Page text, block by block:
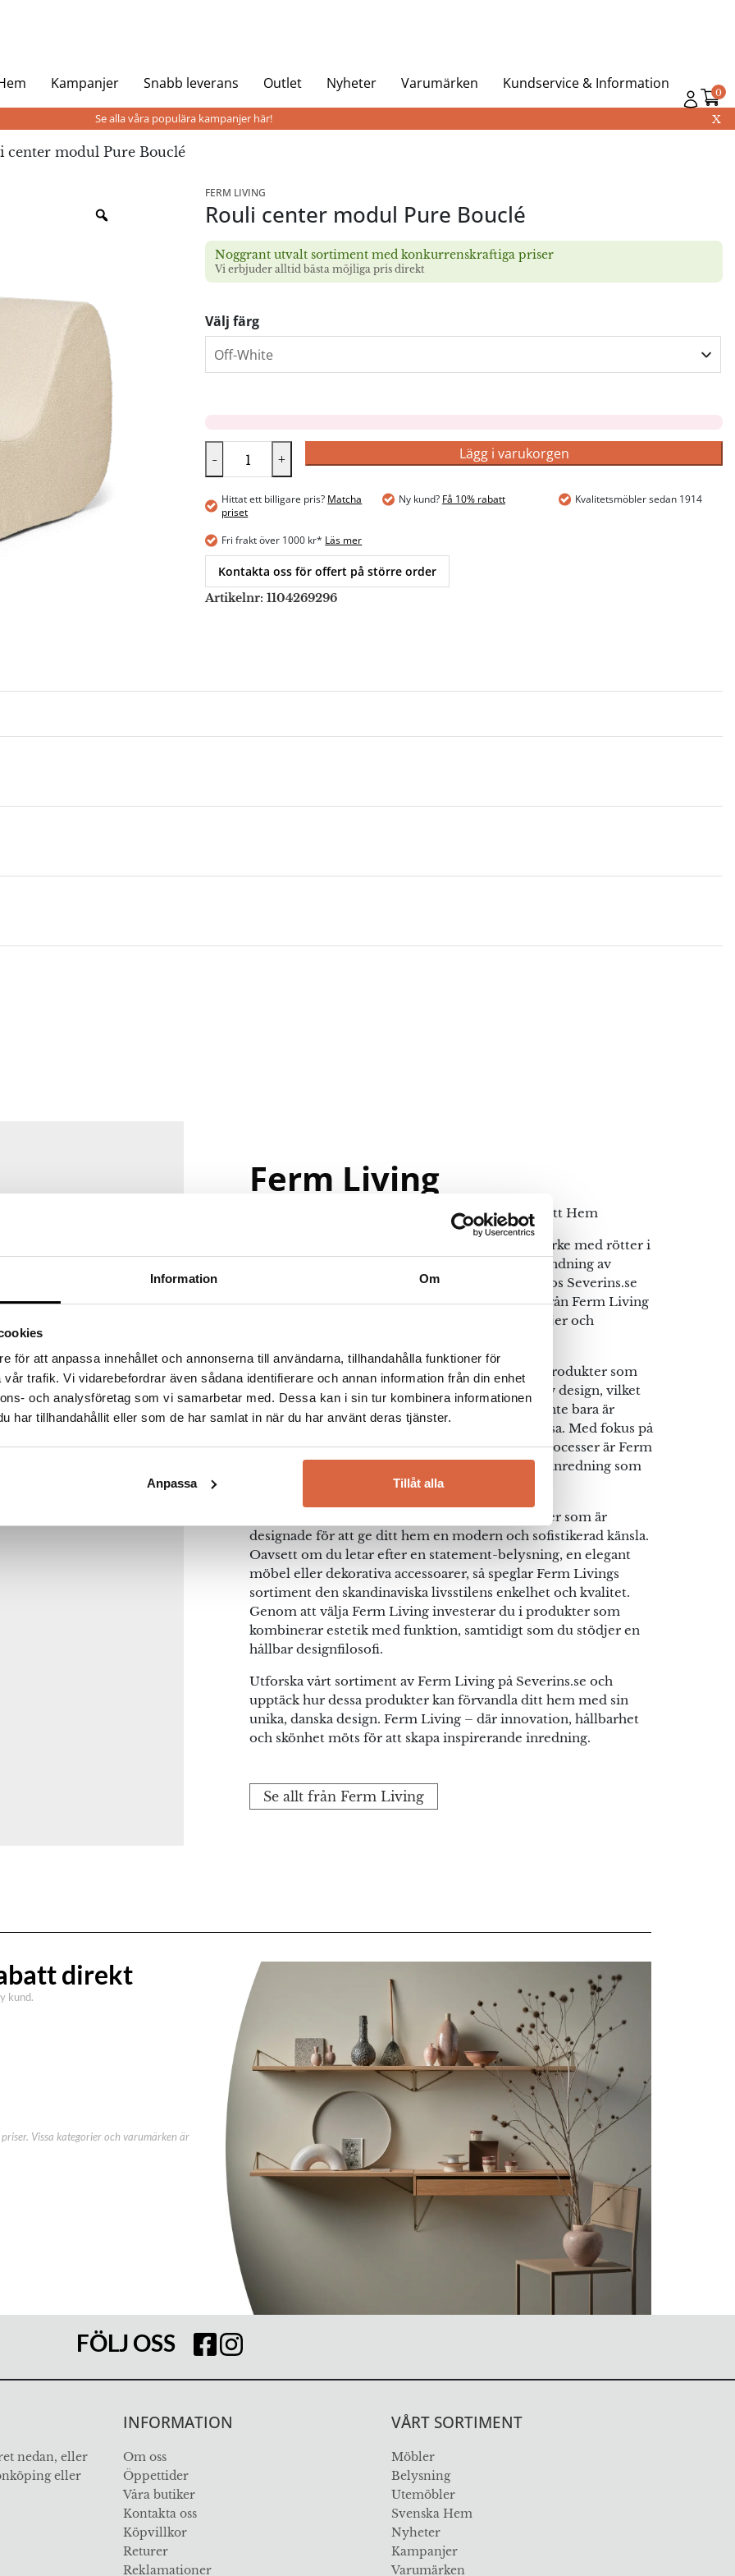
Information Om
för att anpassa innehållet och annonserna till användarna, tillhandahålla funktioner för
trafik. Vi vidarebefordrar även sådana identifierare och annan information från din enhet
och analysföretag som vi samarbetar med. Dessa kan i sin tur kombinera informationen
har tillhandahållit eller som de har samlat in när du har använt deras tjänster.
Anpassa Tillåt alla
0
Kampanjer Snabb leverans Outlet Nyheter Varumärken Kundservice & Information
Se alla våra populära kampanjer här! X
center modul Pure Bouclé
FERM LIVING
Rouli center modul Pure Bouclé
Noggrant utvalt sortiment med konkurrenskraftiga priser
Vi erbjuder alltid bästa möjliga pris direkt
Välj färg
- + Lägg i varukorgen
Hittat ett billigare pris? Matcha
priset
Ny kund? Få 10% rabatt Kvalitetsmöbler sedan 1914
Fri frakt över 1000 kr* Läs mer
Kontakta oss för offert på större order
Artikelnr:1104269296
serien sig utan ansträngning till olika miljöer i eller utanför ditt hem. Upplev den sömlösa blandningen av
soffserie. Varje Rouli-modul levereras vakuumförpackad för att minska fraktvolymen.
webbläsare till nästa gång jag skriver en kommentar.
Ferm Living
Ferm Living – Dansk Skandinavisk Design för Ditt Hem
Ferm Living är ett internationellt erkänt varumärke med rötter i
dansk skandinavisk design, känt för sin unika blandning av
modern estetik, funktionalitet och hållbarhet. Hos Severins.se
hittar du ett brett utbud av eleganta produkter från Ferm Living
– från möbler och belysning till inredningsdetaljer och
Varumärket Ferm Living strävar efter att skapa produkter som
kombinerar traditionellt hantverk med innovativ design, vilket
resulterar i möbler och inredningsartiklar som inte bara är
visuellt tilltalande utan också praktiska och tidlösa. Med fokus på
rena linjer, unika materialval och miljövänliga processer är Ferm
Living ett självklart val för dig som vill skapa en inredning som
både inspirerar och varar.
På Severins.se erbjuder vi Ferm Living-produkter som är
designade för att ge ditt hem en modern och sofistikerad känsla.
Oavsett om du letar efter en statement-belysning, en elegant
möbel eller dekorativa accessoarer, så speglar Ferm Livings
sortiment den skandinaviska livsstilens enkelhet och kvalitet.
Genom att välja Ferm Living investerar du i produkter som
kombinerar estetik med funktion, samtidigt som du stödjer en
hållbar designfilosofi.
Utforska vårt sortiment av Ferm Living på Severins.se och
upptäck hur dessa produkter kan förvandla ditt hem med sin
unika, danska design. Ferm Living – där innovation, hållbarhet
och skönhet möts för att skapa inspirerande inredning.
Se allt från Ferm Living
direkt
kund.
Vissa kategorier och varumärken är
FÖLJ OSS
nedan, eller
eller
INFORMATION
Om oss
Öppettider
Våra butiker
Kontakta oss
Köpvillkor
Returer
Reklamationer
VÅRT SORTIMENT
Möbler
Belysning
Utemöbler
Svenska Hem
Nyheter
Kampanjer
Varumärken